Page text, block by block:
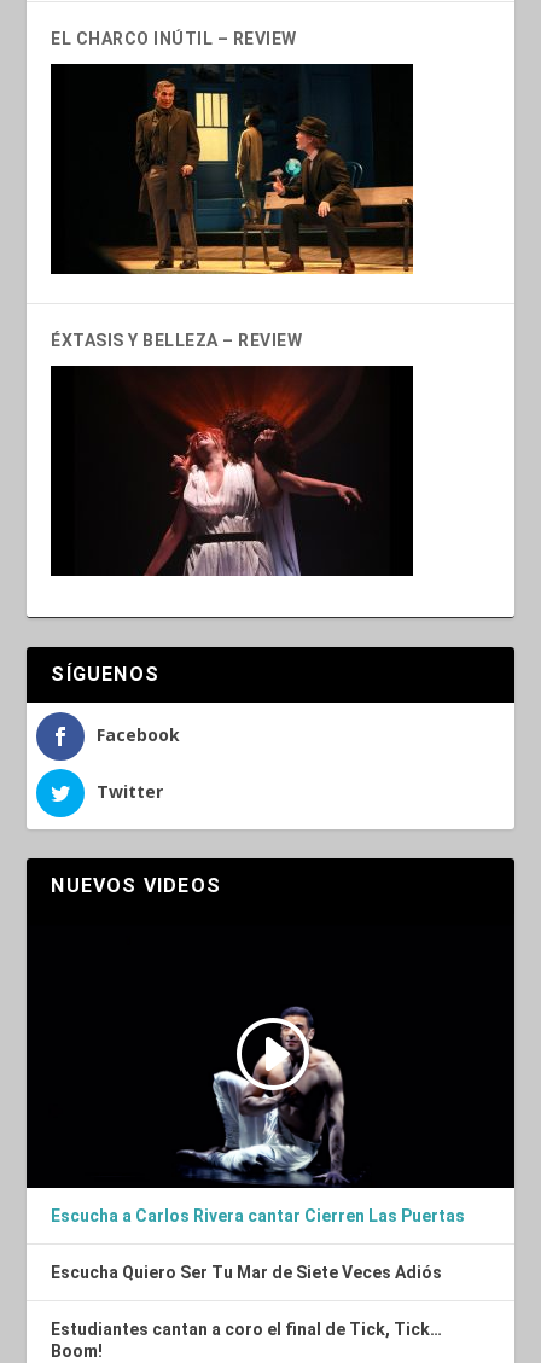
EL CHARCO INÚTIL – REVIEW
ÉXTASIS Y BELLEZA – REVIEW
SÍGUENOS
Facebook
Twitter
NUEVOS VIDEOS
Escucha a Carlos Rivera cantar Cierren Las Puertas
Escucha Quiero Ser Tu Mar de Siete Veces Adiós
Estudiantes cantan a coro el final de Tick, Tick…
Boom!